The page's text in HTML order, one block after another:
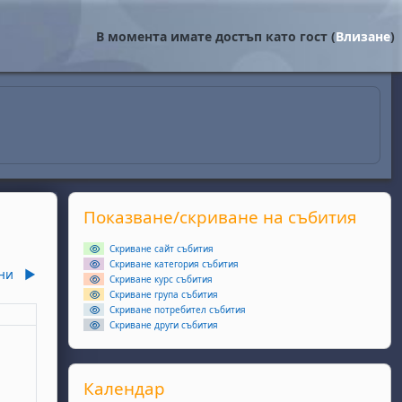
В момента имате достъп като гост (Влизане)
▶︎
2 майнеделя, 3 май
Supplementary blocks
Прескочи Показване/скриване на събития
Показване/скриване на събития
Скриване сайт събития
Скриване категория събития
Скриване курс събития
Скриване група събития
Скриване потребител събития
Скриване други събития
Прескочи Календар
Календар